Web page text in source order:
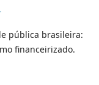
pública brasileira:
financeirizado.